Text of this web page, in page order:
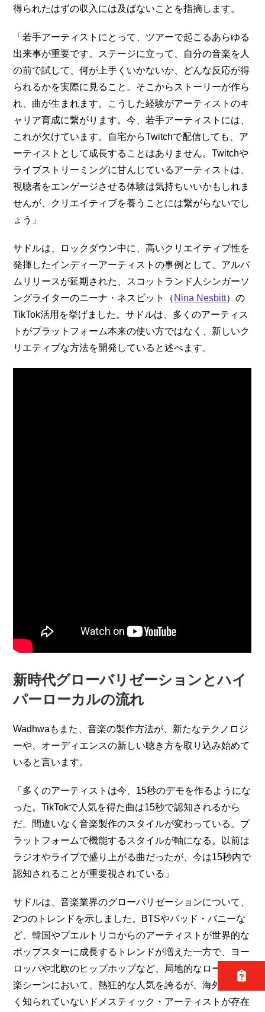
得られたはずの収入には及ばないことを指摘します。
「若手アーティストにとって、ツアーで起こるあらゆる
出来事が重要です。ステージに立って、自分の音楽を人
の前で試して、何が上手くいかないか、どんな反応が得
られるかを実際に見ること。そこからストーリーが作ら
れ、曲が生まれます。こうした経験がアーティストのキ
ャリア育成に繋がります。今、若手アーティストには、
これが欠けています。自宅からTwitchで配信しても、ア
ーティストとして成長することはありません。Twitchや
ライブストリーミングに甘んじているアーティストは、
視聴者をエンゲージさせる体験は気持ちいいかもしれま
せんが、クリエイティブを養うことには繋がらないでし
ょう」
サドルは、ロックダウン中に、高いクリエイティブ性を
発揮したインディーアーティストの事例として、アルバ
ムリリースが延期された、スコットランド人シンガーソ
ングライターのニーナ・ネスビット（ Nina Nesbitt）の
TikTok活用を挙げました。サドルは、多くのアーティス
トがプラットフォーム本来の使い方ではなく、新しいク
リエティブな方法を開発していると述べます。
新時代グローバリゼーションとハイ
パーローカルの流れ
Wadhwaもまた、音楽の製作方法が、新たなテクノロジ
ーや、オーディエンスの新しい聴き方を取り込み始めて
いると言います。
「多くのアーティストは今、15秒のデモを作るようにな
った。TikTokで人気を得た曲は15秒で認知されるから
だ。間違いなく音楽製作のスタイルが変わっている。プ
ラットフォームで機能するスタイルが軸になる。以前は
ラジオやライブで盛り上がる曲だったが、今は15秒内で
認知されることが重要視されている」
サドルは、音楽業界のグローバリゼーションについて、
2つのトレンドを示しました。BTSやバッド・バニーな
ど、韓国やプエルトリコからのアーティストが世界的な
ポップスターに成長するトレンドが増えた一方で、ヨー
ロッパや北欧のヒップホップなど、局地的なローカル音
楽シーンにおいて、熱狂的な人気を誇るが、海外では全
く知られていないドメスティック・アーティストが存在